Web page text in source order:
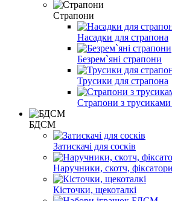
Страпони
Насадки для страпона
Безрем`яні страпони
Трусики для страпона
Страпони з трусиками
БДСМ
Затискачі для сосків
Наручники, скотч, фіксатори
Кісточки, щекоталкі